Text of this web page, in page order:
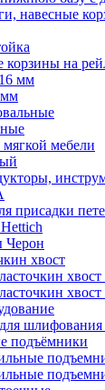
навесные
корзины на
мм
мм
мебели
присадки
хвост
хвост
подъёмники